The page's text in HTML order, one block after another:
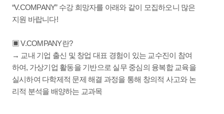
“V.COMPANY” 수강 희망자를 아래와 같이 모집하오니 많은
지원 바랍니다!
▣ V.COMPANY란?
→ 교내 기업 출신 및 창업 대표 경험이 있는 교수진이 참여
하여, 가상기업 활동을 기반으로 실무 중심의 융복합 교육을
실시하여 다학제적 문제 해결 과정을 통해 창의적 사고와 논
리적 분석을 배양하는 교과목